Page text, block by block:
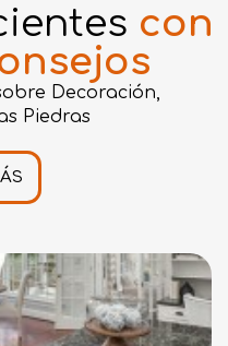
con
Decoración,
Piedras